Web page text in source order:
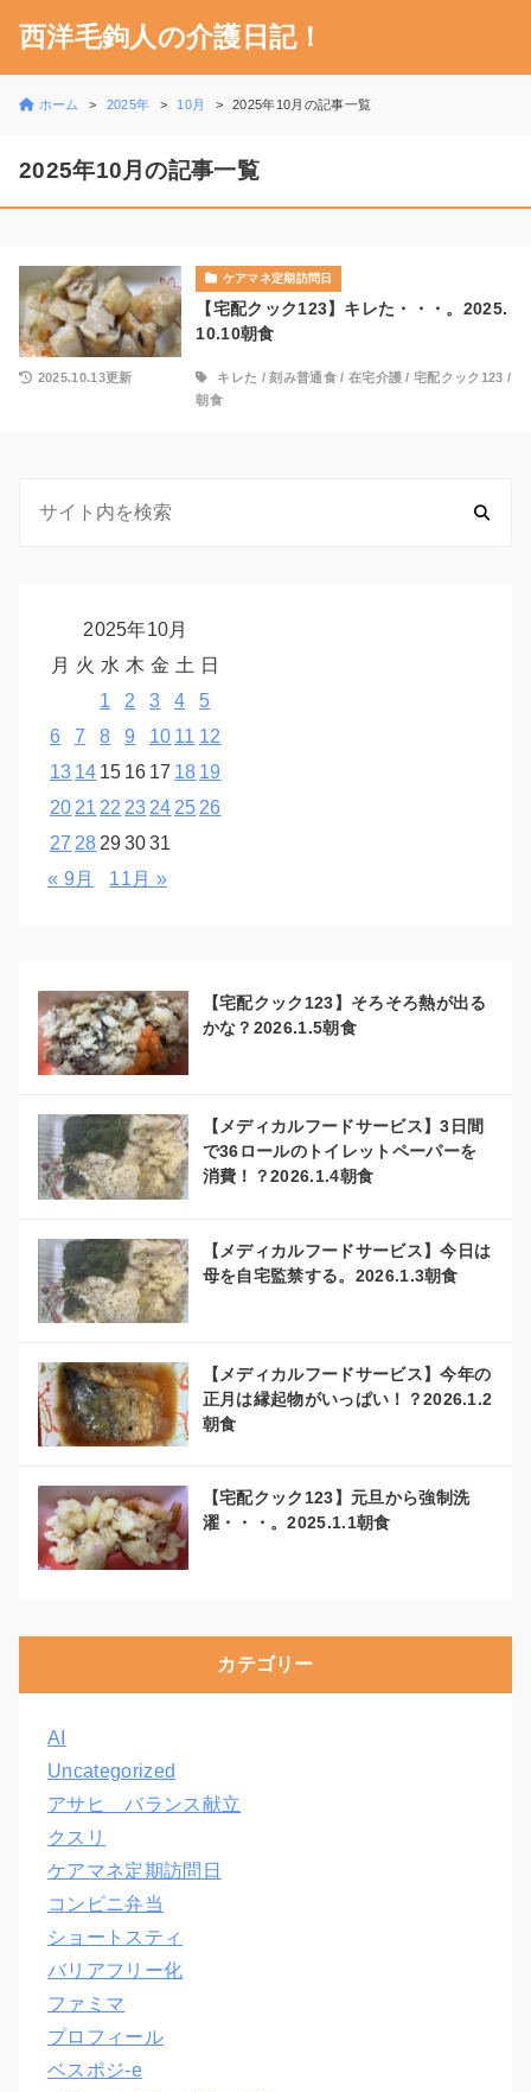
西洋毛鉤人の介護日記！
ホーム 2025年 10月 2025年10月の記事一覧
2025年10月の記事一覧
ケアマネ定期訪問日
【宅配クック123】キレた・・・。2025.
10.10朝食
2025.10.13更新 キレた /刻み普通食/ 在宅介護 /宅配クック123 /
朝食
2025年10月
月 火 水 木 金 土 日
1
2 3 4
5
6
7 8 9 10 11 12
13 14 15 16 17 18 19
20 21 22 23 24 25 26
27 28 293031
« 9月
11月 »
【宅配クック123】そろそろ熱が出る
かな？2026.1.5朝食
【メディカルフードサービス】3日間
で36ロールのトイレットペーパーを
消費！？2026.1.4朝食
【メディカルフードサービス】今日は
母を自宅監禁する。2026.1.3朝食
【メディカルフードサービス】今年の
正月は縁起物がいっぱい！？2026.1.2
朝食
【宅配クック123】元旦から強制洗
濯・・・。2025.1.1朝食
カテゴリー
AI
Uncategorized
アサヒ バランス献立
クスリ
ケアマネ定期訪問日
コンビニ弁当
ショートスティ
バリアフリー化
ファミマ
プロフィール
ベスポジ-e